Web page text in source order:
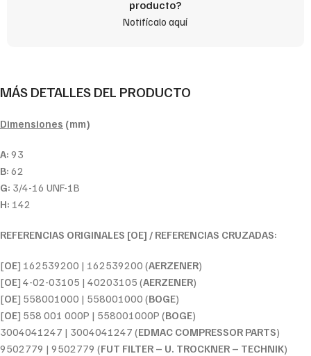
producto?
Notifícalo aquí
MÁS DETALLES DEL PRODUCTO
Dimensiones (mm)
A: 93
B: 62
G: 3/4-16 UNF-1B
H: 142
REFERENCIAS ORIGINALES [OE] / REFERENCIAS CRUZADAS:
[OE] 162539200 | 162539200 (AERZENER)
[OE] 4-02-03105 | 40203105 (AERZENER)
[OE] 558001000 | 558001000 (BOGE)
[OE] 558 001 000P | 558001000P (BOGE)
3004041247 | 3004041247 (EDMAC COMPRESSOR PARTS)
9502779 | 9502779 (FUT FILTER – U. TROCKNER – TECHNIK)